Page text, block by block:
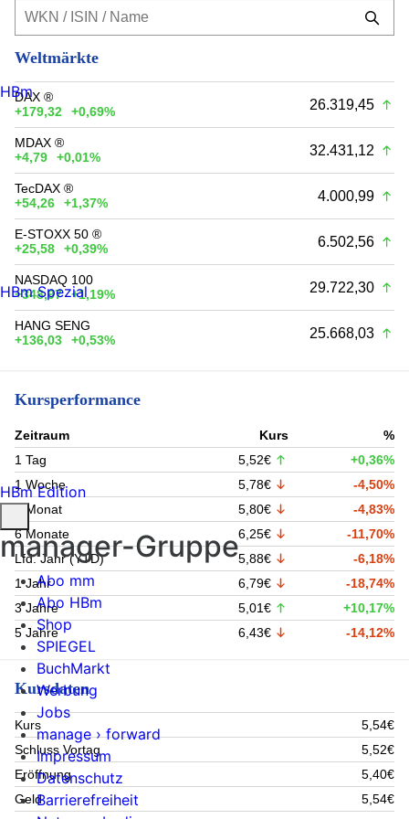
Weltmärkte
DAX ®
+179,32
+0,69% 26.319,45
MDAX ®
+4,79
+0,01% 32.431,12
TecDAX ®
+54,26
+1,37% 4.000,99
E-STOXX 50 ®
+25,58
+0,39% 6.502,56
NASDAQ 100
+348,97
+1,19% 29.722,30
HANG SENG
+136,03
+0,53% 25.668,03
Kursperformance
Zeitraum Kurs
%
1 Tag
5,52€
+0,36%
1 Woche
5,78€
-4,50%
1 Monat
5,80€
-4,83%
6 Monate
6,25€
-11,70%
Lfd. Jahr (YTD)
5,88€
-6,18%
1 Jahr
6,79€
-18,74%
3 Jahre
5,01€
+10,17%
5 Jahre
6,43€ -14,12%
Kursdaten
Kurs
5,54€
Schluss Vortag
5,52€
Eröffnung
5,40€
Geld
5,54€
HBm
HBm Spezial
HBm Edition
manager-Gruppe
Abo mm
Abo HBm
Shop
SPIEGEL
BuchMarkt
Werbung
Jobs
manage › forward
Impressum
Datenschutz
Barrierefreiheit